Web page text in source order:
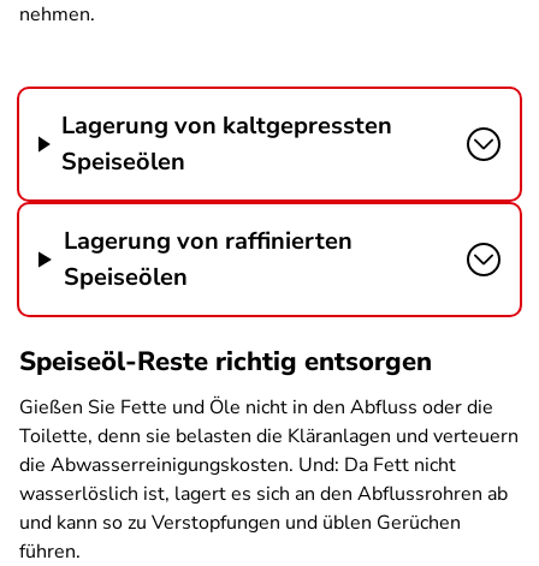
nehmen.
Lagerung von kaltgepressten
Speiseölen
Lagerung von raffinierten
Speiseölen
Speiseöl-Reste richtig entsorgen
Gießen Sie Fette und Öle nicht in den Abfluss oder die
Toilette, denn sie belasten die Kläranlagen und verteuern
die Abwasserreinigungskosten. Und: Da Fett nicht
wasserlöslich ist, lagert es sich an den Abflussrohren ab
und kann so zu Verstopfungen und üblen Gerüchen
führen.